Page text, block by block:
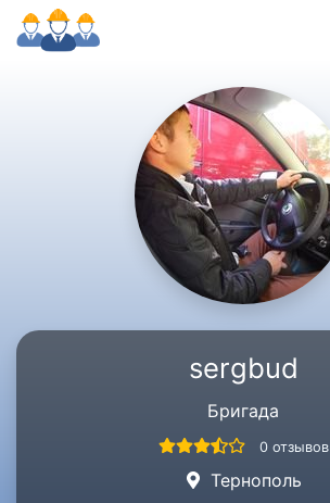
sergbud
Бригада
0 отзывов
Тернополь